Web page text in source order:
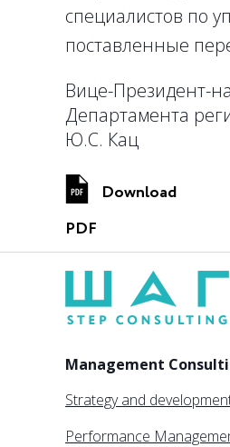
специалистов по
поставленные
Вице-Президент-
Департамента
Ю.С. Кац
Download
PDF
Management
Strategy and
Performance